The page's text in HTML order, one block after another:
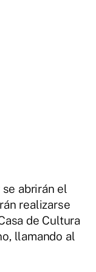
abrirán el
realizarse
de Cultura
llamando al